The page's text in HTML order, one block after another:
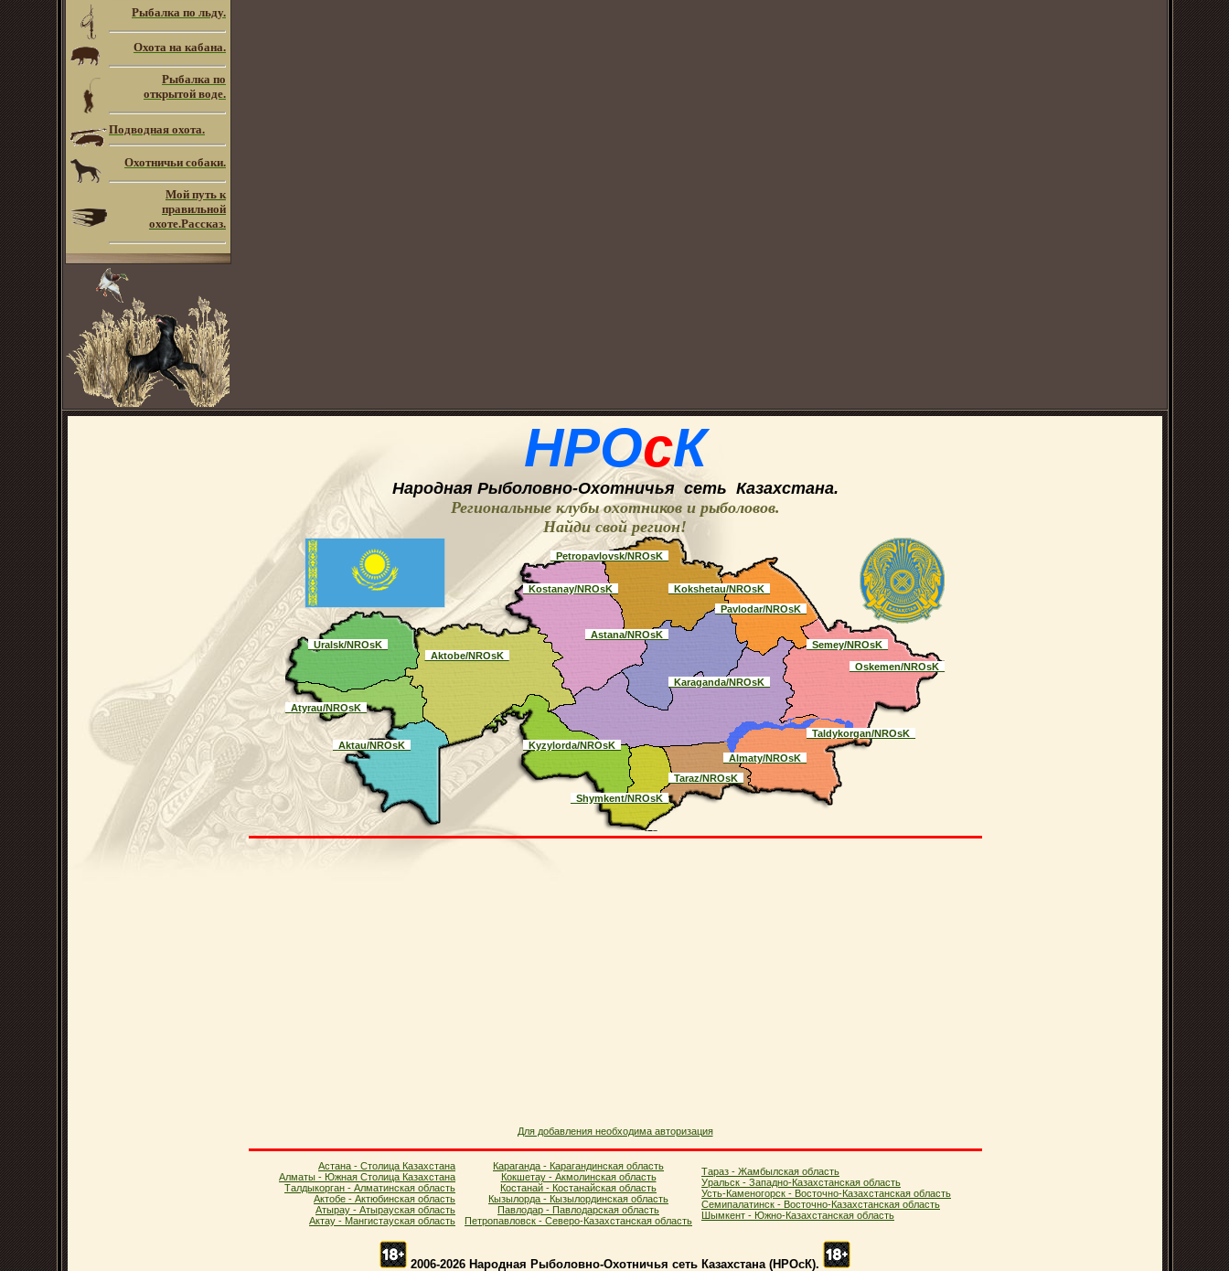
Рыбалка по льду.
Охота на кабана.
Рыбалка по
открытой воде.
Подводная охота.
Охотничьи собаки.
Мой путь к
правильной
охоте.Рассказ.
НРОсК
Народная Рыболовно-Oхотничья сеть Казахстана.
Региональные клубы охотников и рыболовов.
Найди свой регион!
_Petropavlovsk/NROsK_
_Kostanay/NROsK_
_Kokshetau/NROsK_
_Pavlodar/NROsK_
_Uralsk/NROsK_
_Aktobe/NROsK_
_Astana/NROsK_
_Semey/NROsK_
_Karaganda/NROsK_
_Oskemen/NROsK_
_Atyrau/NROsK_
_Aktau/NROsK_
_Kyzylorda/NROsK_
_Almaty/NROsK_
_Taldykorgan/NROsK_
_Taraz/NROsK_
_Shymkent/NROsK_
Для добавления необходима авторизация
Астана - Столица Казахстана
Алматы - Южная Столица Казахстана
Талдыкорган - Алматинская область
Актобе - Актюбинская область
Атырау - Атырауская область
Актау - Мангистауская область
Караганда - Карагандинская область
Кокшетау - Акмолинская область
Костанай - Костанайская область
Кызылорда - Кызылординская область
Павлодар - Павлодарская область
Петропавловск - Северо-Казахстанская область
Тараз - Жамбылская область
Уральск - Западно-Казахстанская область
Усть-Каменогорск - Восточно-Казахстанская область
Семипалатинск - Восточно-Казахстанская область
Шымкент - Южно-Казахстанская область
2006-2026 Народная Рыболовно-Охотничья сеть Казахстана (НPOcК).